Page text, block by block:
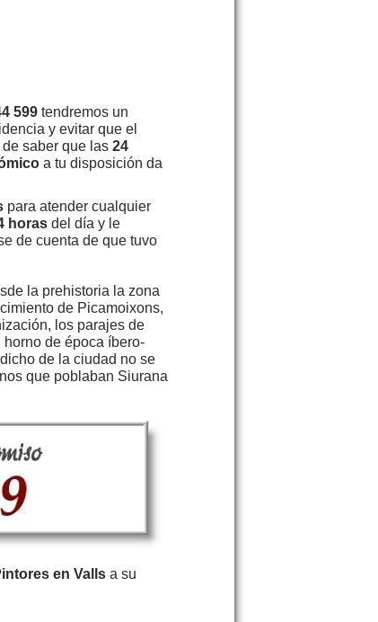
599 tendremos un
y evitar que el
saber que las 24
a tu disposición da
para atender cualquier
horas del día y le
de cuenta de que tuvo
la prehistoria la zona
de Picamoixons,
los parajes de
de época íbero-
de la ciudad no se
que poblaban Siurana
en Valls a su